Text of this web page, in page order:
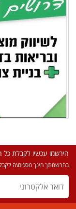
הירשמו עכשיו לקבלת כל
בהרשמתך הינך מסכים\ה